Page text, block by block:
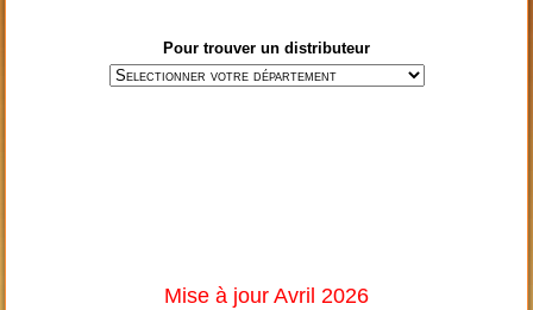
Pour trouver un distributeur
Mise à jour Avril 2026